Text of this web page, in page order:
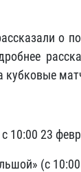
о
кубковые
10:00 23
(с